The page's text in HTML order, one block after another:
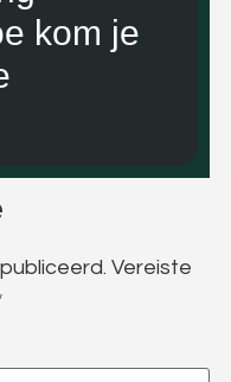
kom je
Vereiste